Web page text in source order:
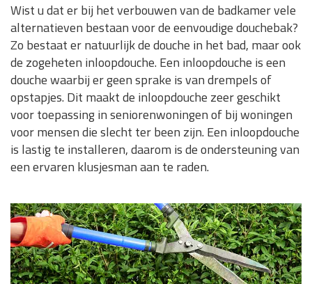
Wist u dat er bij het verbouwen van de badkamer vele
alternatieven bestaan voor de eenvoudige douchebak?
Zo bestaat er natuurlijk de douche in het bad, maar ook
de zogeheten inloopdouche. Een inloopdouche is een
douche waarbij er geen sprake is van drempels of
opstapjes. Dit maakt de inloopdouche zeer geschikt
voor toepassing in seniorenwoningen of bij woningen
voor mensen die slecht ter been zijn. Een inloopdouche
is lastig te installeren, daarom is de ondersteuning van
een ervaren klusjesman aan te raden.